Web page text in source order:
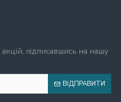
підписавшись на нашу
ВІДПРАВИТИ